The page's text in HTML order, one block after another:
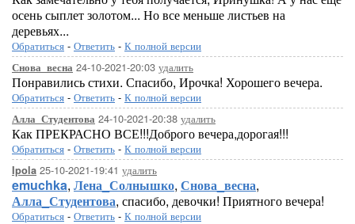
осень сыплет золотом... Но все меньше листьев на
деревьях...
Обратиться - Ответить - К полной версии
Снова_весна 24-10-2021-20:03 удалить
Понравились стихи. Спасибо, Ирочка! Хорошего вечера.
Обратиться - Ответить - К полной версии
Алла_Студентова 24-10-2021-20:38 удалить
Как ПРЕКРАСНО ВСЕ!!!Доброго вечера,дорогая!!!
Обратиться - Ответить - К полной версии
Ipola 25-10-2021-19:41 удалить
emuchka, Лена_Солнышко, Снова_весна,
Алла_Студентова, спасибо, девочки! Приятного вечера!
Обратиться - Ответить - К полной версии